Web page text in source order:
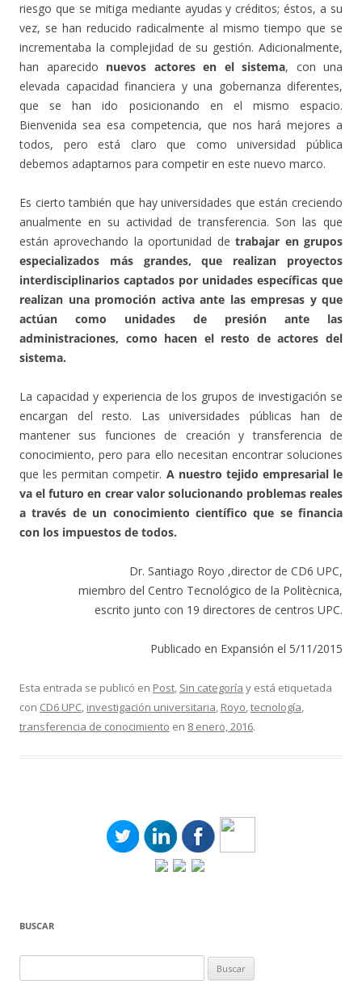
riesgo que se mitiga mediante ayudas y créditos; éstos, a su
vez, se han reducido radicalmente al mismo tiempo que se
incrementaba la complejidad de su gestión. Adicionalmente,
han aparecido nuevos actores en el sistema, con una
elevada capacidad financiera y una gobernanza diferentes,
que se han ido posicionando en el mismo espacio.
Bienvenida sea esa competencia, que nos hará mejores a
todos, pero está claro que como universidad pública
debemos adaptarnos para competir en este nuevo marco.
Es cierto también que hay universidades que están creciendo
anualmente en su actividad de transferencia. Son las que
están aprovechando la oportunidad detrabajar en grupos
especializados más grandes, que realizan proyectos
interdisciplinarios captados por unidades específicas que
realizan una promoción activa ante las empresas y que
actúan como unidades de presión ante las
administraciones, como hacen el resto de actores del
sistema.
La capacidad y experiencia de los grupos de investigación se
encargan del resto. Las universidades públicas han de
mantener sus funciones de creación y transferencia de
conocimiento, pero para ello necesitan encontrar soluciones
que les permitan competir. A nuestro tejido empresarial le
va el futuro en crear valor solucionando problemas reales
a través de un conocimiento científico que se financia
con los impuestos de todos.
Dr. Santiago Royo ,director de CD6 UPC,
miembro del Centro Tecnológico de la Politècnica,
escrito junto con 19 directores de centros UPC.
Publicado en Expansión el 5/11/2015
Esta entrada se publicó en Post, Sin categoría y está etiquetada
con CD6 UPC, investigación universitaria, Royo,tecnología,
transferencia de conocimiento en 8 enero, 2016.
BUSCAR